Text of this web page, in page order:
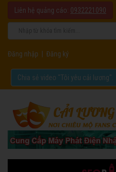
Liên hệ quảng cáo: 0932221090
Đăng nhập Đăng ký
Chia sẻ video "Tôi yêu cải lương".